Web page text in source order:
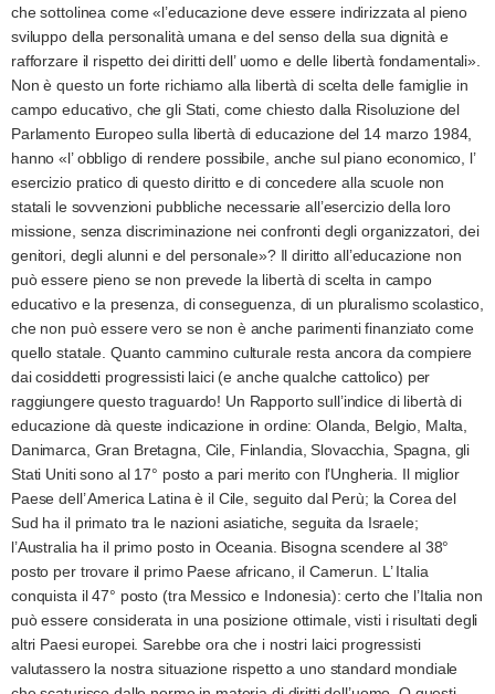
che sottolinea come «l’educazione deve essere indirizzata al pieno
sviluppo della personalità umana e del senso della sua dignità e
rafforzare il rispetto dei diritti dell’ uomo e delle libertà fondamentali».
Non è questo un forte richiamo alla libertà di scelta delle famiglie in
campo educativo, che gli Stati, come chiesto dalla Risoluzione del
Parlamento Europeo sulla libertà di educazione del 14 marzo 1984,
hanno «l’ obbligo di rendere possibile, anche sul piano economico, l’
esercizio pratico di questo diritto e di concedere alla scuole non
statali le sovvenzioni pubbliche necessarie all’esercizio della loro
missione, senza discriminazione nei confronti degli organizzatori, dei
genitori, degli alunni e del personale»? Il diritto all’educazione non
può essere pieno se non prevede la libertà di scelta in campo
educativo e la presenza, di conseguenza, di un pluralismo scolastico,
che non può essere vero se non è anche parimenti finanziato come
quello statale. Quanto cammino culturale resta ancora da compiere
dai cosiddetti progressisti laici (e anche qualche cattolico) per
raggiungere questo traguardo! Un Rapporto sull’indice di libertà di
educazione dà queste indicazione in ordine: Olanda, Belgio, Malta,
Danimarca, Gran Bretagna, Cile, Finlandia, Slovacchia, Spagna, gli
Stati Uniti sono al 17° posto a pari merito con l’Ungheria. Il miglior
Paese dell’ America Latina è il Cile, seguito dal Perù; la Corea del
Sud ha il primato tra le nazioni asiatiche, seguita da Israele;
l’Australia ha il primo posto in Oceania. Bisogna scendere al 38°
posto per trovare il primo Paese africano, il Camerun. L’ Italia
conquista il 47° posto (tra Messico e Indonesia): certo che l’Italia non
può essere considerata in una posizione ottimale, visti i risultati degli
altri Paesi europei. Sarebbe ora che i nostri laici progressisti
valutassero la nostra situazione rispetto a uno standard mondiale